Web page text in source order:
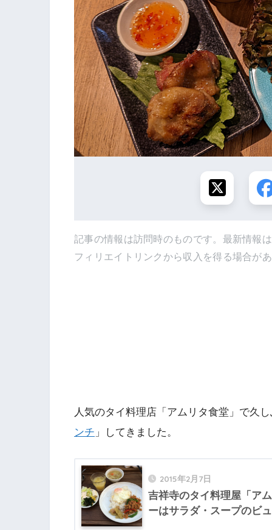
記事の情報は訪問時のものです。最新情報
フィリエイトリンクから収入を得る場合が
人気のタイ料理店「アムリタ食堂」で久
ンチ 」してきました。
2015年2月7日
吉祥寺のタイ料理屋「ア
ーはサラダ・スープのビ